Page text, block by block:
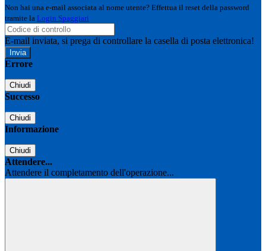
Non hai una e-mail associata al nome utente? Effettua il reset della password
tramite la Login Spaggiari
E-mail inviata, si prega di controllare la casella di posta elettronica!
Errore
Chiudi
Successo
Chiudi
Informazione
Chiudi
Attendere...
Attendere il completamento dell'operazione...